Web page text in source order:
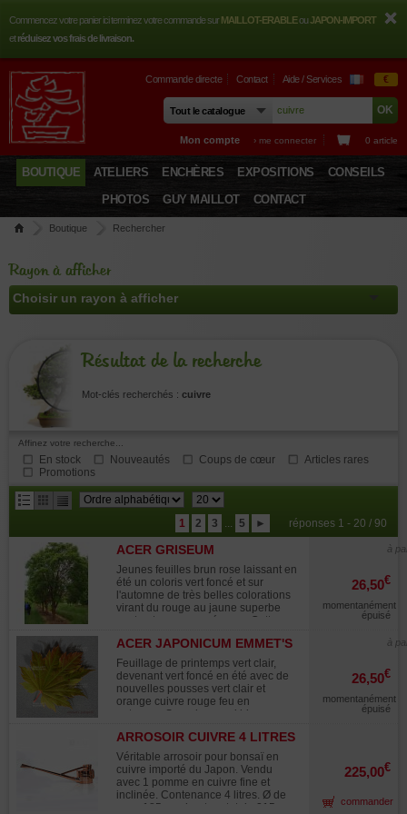
Commencez votre panier ici terminez votre commande surMAILLOT-ERABLEouJAPON-IMPORT
etréduisez vos frais de livraison.
Commande directe Contact Aide / Services €
Mon compte › me connecter 0 article
BOUTIQUE ATELIERS ENCHÈRES EXPOSITIONS
CONSEILS
PHOTOS
GUY MAILLOT CONTACT
Boutique Rechercher
Rayon à afficher
Résultat de la recherche
Mot-clés recherchés : cuivre
Affinez votre recherche...
En stock Nouveautés Coups de cœur
Articles rares
Promotions
résultats
par
page
1 2 3 ... 5 ► réponses 1 - 20 / 90
ACER GRISEUM
Jeunes feuilles brun rose laissant en
été un coloris vert foncé et sur
l'automne de très belles colorations
virant du rouge au jaune superbe
contraste avec son écorce. Cette
en plaque aspect splendide très
recherché des amateurs pour son
aspect brun cuivré brillant. D'ou son
nom commun érable cannelle.
Espèce très rustique a croissance
lente.
26,50€
à
momentanément
épuisé
ACER JAPONICUM EMMET'S
PUMPKIN
Feuillage de printemps vert clair,
devenant vert foncé en été avec de
nouvelles pousses vert clair et
orange cuivre rouge feu en
automne. Superbe aussi bien en
ses colorations d'automne. Cette
variété préférera une exposition
ensoleillée. Variété encore rare en
culture importée des USA de la
collection de BUCHHOLZ nurseries.
Très grande feuille a maturité
26,50€
à
momentanément
épuisé
ARROSOIR CUIVRE 4 LITRES
Véritable arrosoir pour bonsaï en
cuivre importé du Japon. Vendu
avec 1 pomme en cuivre fine et
inclinée. Contenance 4 litres. Ø de
cuve 185 mm hauteur totale 215
225,00€
commander